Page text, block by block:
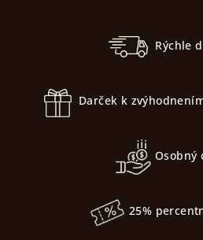
i
e
v
v
i
e
Rýchle
Darček k
Osobný
25%